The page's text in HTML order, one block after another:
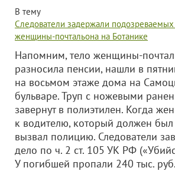
В тему
Следователи задержали подозреваемых
женщины-почтальона на Ботанике
Напомним, тело женщины-
разносила пенсии, нашли в
на восьмом этаже дома на
бульваре. Труп с ножевыми
завернут в полиэтилен. Когда
к водителю, который должен был
вызвал полицию. Следователи
дело по ч. 2 ст. 105 УК РФ
У погибшей пропали 240 тыс. руб.